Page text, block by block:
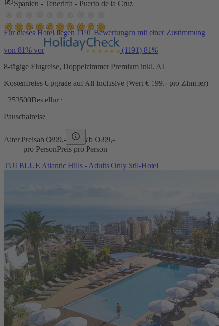
Spanien - Teneriffa - Puerto de la Cruz
Für dieses Hotel liegen 1191 Bewertungen mit einer Zustimmung
von 81% vor (1191) 81%
8-tägige Flugreise, Doppelzimmer Premium inkl. AI
Kostenfreies Upgrade auf All Inclusive (Wert € 199.- pro Zimmer)
253500Bestellnr.:
Pauschalreise
Alter Preisab €899,- ab €699,-
pro PersonPreis pro Person
TUI BLUE Atlantic Hills - Adults Only Stil-Hotel